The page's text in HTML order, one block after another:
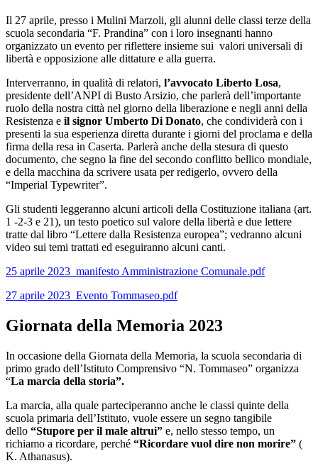
Il 27 aprile, presso i Mulini Marzoli, gli alunni delle classi terze della
scuola secondaria “F. Prandina” con i loro insegnanti hanno
organizzato un evento per riflettere insieme sui valori universali di
libertà e opposizione alle dittature e alla guerra.
Interverranno, in qualità di relatori, l’avvocato Liberto Losa,
presidente dell’ANPI di Busto Arsizio, che parlerà dell’importante
ruolo della nostra città nel giorno della liberazione e negli anni della
Resistenza e il signor Umberto Di Donato, che condividerà con i
presenti la sua esperienza diretta durante i giorni del proclama e della
firma della resa in Caserta. Parlerà anche della stesura di questo
documento, che segno la fine del secondo conflitto bellico mondiale,
e della macchina da scrivere usata per redigerlo, ovvero della
“Imperial Typewriter”.
Gli studenti leggeranno alcuni articoli della Costituzione italiana (art.
1 -2-3 e 21), un testo poetico sul valore della libertà e due lettere
tratte dal libro “Lettere dalla Resistenza europea”; vedranno alcuni
video sui temi trattati ed eseguiranno alcuni canti.
25 aprile 2023_manifesto Amministrazione Comunale.pdf
27 aprile 2023_Evento Tommaseo.pdf
Giornata della Memoria 2023
In occasione della Giornata della Memoria, la scuola secondaria di
primo grado dell’Istituto Comprensivo “N. Tommaseo” organizza
“La marcia della storia”.
La marcia, alla quale parteciperanno anche le classi quinte della
scuola primaria dell’Istituto, vuole essere un segno tangibile
dello “Stupore per il male altrui” e, nello stesso tempo, un
richiamo a ricordare, perché “Ricordare vuol dire non morire” (
K. Athanasus).